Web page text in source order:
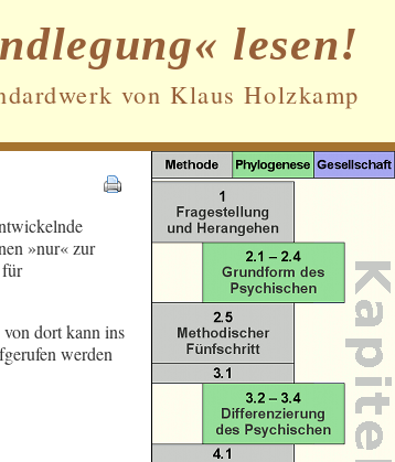
lesen!
von Klaus Holzkamp
»nur« zur
dort kann ins
werden
Datenschutz und Cookies: Diese Website
verwendet Cookies. Wenn du die Website
weiterhin nutzt, stimmst du der
Verwendung von Cookies zu.
Weitere Informationen, beispielsweise zur
Kontrolle von Cookies, findest du hier:
Cookie-Richtlinie